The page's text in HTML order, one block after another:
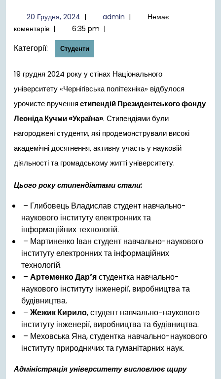
20 Грудня, 202420
Грудня,
2024
| admin admin
|
Немає
коментарів | 6:35 pm |
Категорії: Студенти
19 грудня 2024 року у стінах Національного
університету «Чернігівська політехніка» відбулося
урочисте врученнястипендій Президентського фонду
Леоніда Кучми «Україна». Стипендіями були
нагороджені студенти, які продемонстрували високі
академічні досягнення, активну участь у науковій
діяльності та громадському житті університету.
Цього року стипендіатами стали:
– Глибовець Владислав студент навчально-
наукового інституту електронних та
інформаційних технологій.
– Мартиненко Іван студент навчально-наукового
інституту електронних та інформаційних
технологій.
– Артеменко Дарʼястудентка навчально-
наукового інституту інженерії, виробництва та
будівництва.
– Жежик Кирило, студент навчально-наукового
інституту інженерії, виробництва та будівництва.
– Меховська Яна, студентка навчально-наукового
інституту природничих та гуманітарних наук.
Адміністрація університету висловлює щиру